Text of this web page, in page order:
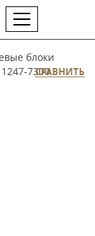
блоки
7300
СРАВНИТЬ